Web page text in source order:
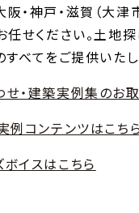
・神戸・滋賀（大津
任せください。土地
すべてをご提供いたし
・建築実例集のお
例コンテンツはこち
イスはこちら